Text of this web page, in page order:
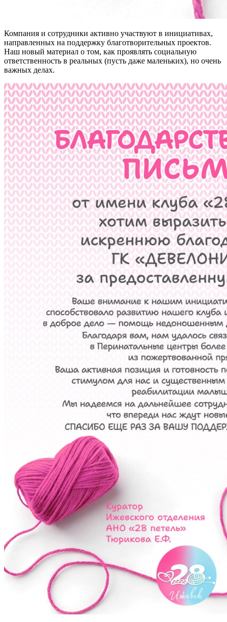
Компания и сотрудники активно участвуют в инициативах,
направленных на поддержку благотворительных проектов.
Наш новый материал о том, как проявлять социальную
ответственность в реальных (пусть даже маленьких), но очень
важных делах.